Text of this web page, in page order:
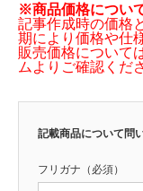
※商品価格につい
記事作成時の価格
期により価格や仕
販売価格について
ムよりご確認くだ
記載商品について問
フリガナ（必須）